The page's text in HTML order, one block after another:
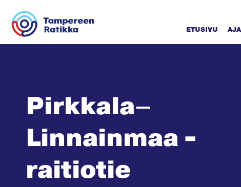
ETUSIVU
Pirkkala–
Linnainmaa -
raitiotie